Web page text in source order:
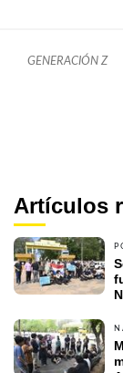
GENERACIÓN Z
Artículos